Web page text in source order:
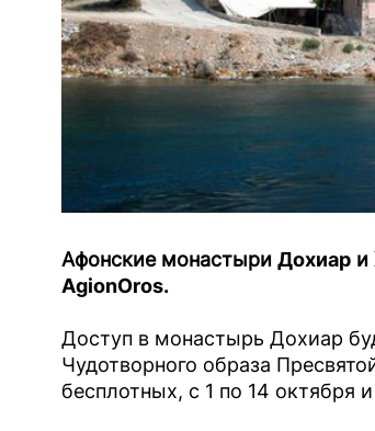
Афонские монастыри Дохиари
AgionOros.
Доступ в монастырь Дохиар
Чудотворного образа
бесплотных, с 1 по 14 октября